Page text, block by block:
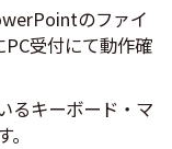
のファイ
受付にて動作確
るキーボード・マ